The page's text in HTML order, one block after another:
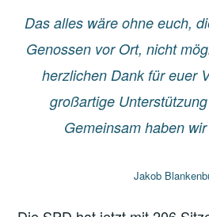
Das alles wäre ohne euch,
Genossen vor Ort, nicht
herzlichen Dank für euer
großartige
Gemeinsam haben
Jakob